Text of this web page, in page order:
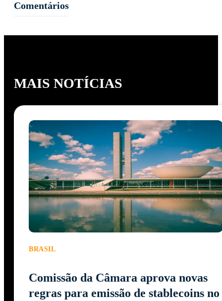
Comentários
MAIS NOTÍCIAS
BRASIL
Comissão da Câmara aprova novas
regras para emissão de stablecoins no